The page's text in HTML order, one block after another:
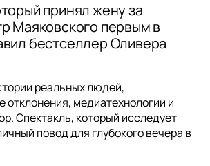
принял жену за
Маяковского первым в
бестселлер Оливера
реальных людей,
отклонения, медиатехнологии и
Спектакль, который исследует
повод для глубокого вечера в